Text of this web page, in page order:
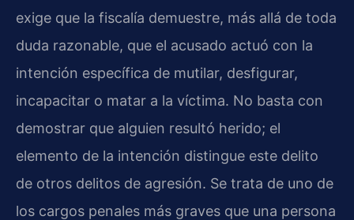
exige que la fiscalía demuestre, más allá de toda
duda razonable, que el acusado actuó con la
intención específica de mutilar, desfigurar,
incapacitar o matar a la víctima. No basta con
demostrar que alguien resultó herido; el
elemento de la intención distingue este delito
de otros delitos de agresión. Se trata de uno de
los cargos penales más graves que una persona